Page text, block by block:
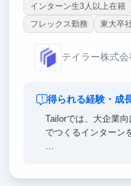
インターン生3人以上在籍
フレックス勤務
東大卒
テイラー株式会
得られる経験・成
Tailorでは、大企業
でつくるインターン